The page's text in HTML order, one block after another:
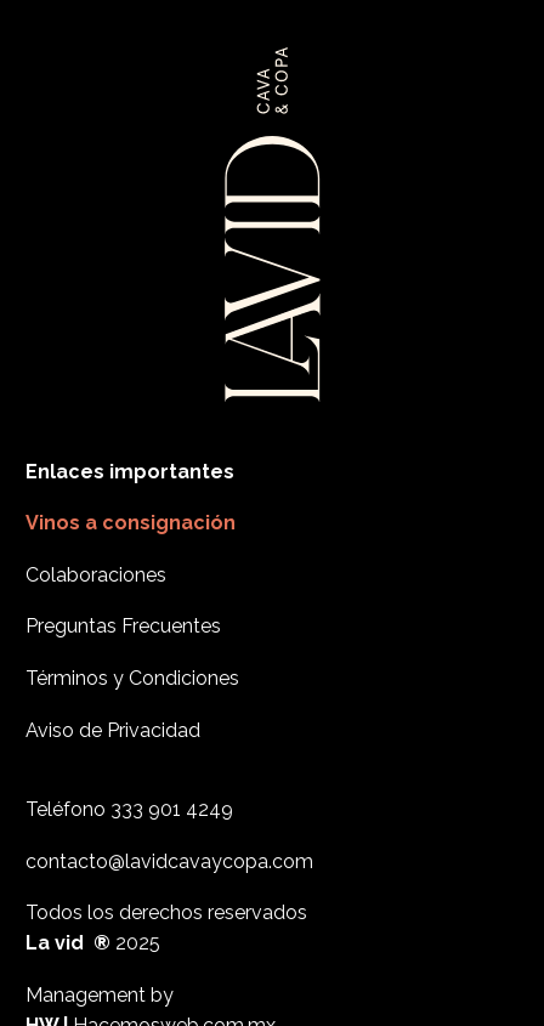
Enlaces importantes
Vinos a consignación
Colaboraciones
Preguntas Frecuentes
Términos y Condiciones
Aviso de Privacidad
Teléfono 333 901 4249
contacto@lavidcavaycopa.com
Todos los derechos reservados
La vid ® 2025
Management by